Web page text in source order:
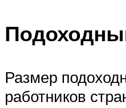
Размер
работников